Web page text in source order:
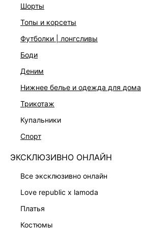
шорты
топы и корсеты
футболки | лонгсливы
боди
деним
нижнее белье и одежда для дома
трикотаж
купальники
спорт
ЭКСКЛЮЗИВНО ОНЛАЙН
все эксклюзивно онлайн
love republic x lamoda
платья
костюмы
ДОСТАВКА И ВОЗВРАТ